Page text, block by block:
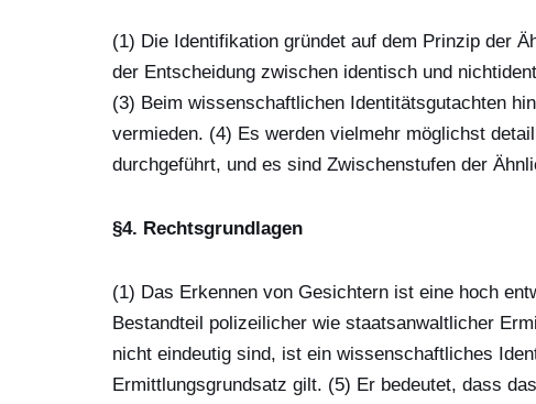
(1) Die Identifikation gründet auf dem Prinzip der
der Entscheidung zwischen identisch und
(3) Beim wissenschaftlichen Identitätsgutachten
vermieden. (4) Es werden vielmehr möglichst
durchgeführt, und es sind Zwischenstufen der
§4. Rechtsgrundlagen
(1) Das Erkennen von Gesichtern ist eine hoch
Bestandteil polizeilicher wie staatsanwaltlicher
nicht eindeutig sind, ist ein wissenschaftliches
Ermittlungsgrundsatz gilt. (5) Er bedeutet, dass